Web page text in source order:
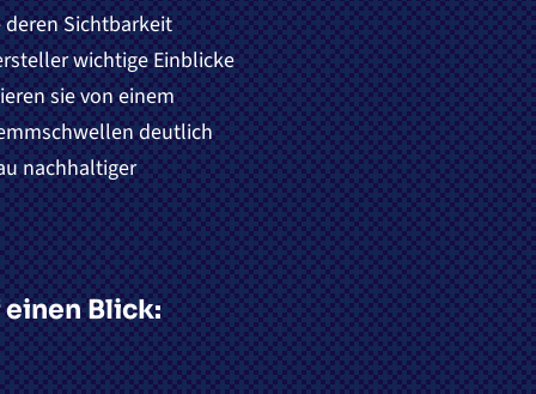
Sichtbarkeit
wichtige Einblicke
sie von einem
deutlich
nachhaltiger
Blick: